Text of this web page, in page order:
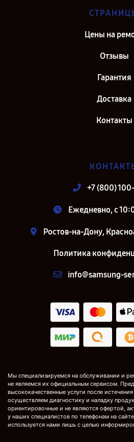
Цены на
Отзывы
Гарантия
Доставка
Контакты
+7 (800)
Ежедневно, с
Ростов-на-Дону,
Политика
info@samsung-
Мы специализируемся на обслуживании и
не являемся их официальным сервисом.
высококачественные услуги после
осуществляем диагностику и наладку
ориентировочные и не являются офертой,
у наших специалистов по телефонам на
используется нами лишь с целью